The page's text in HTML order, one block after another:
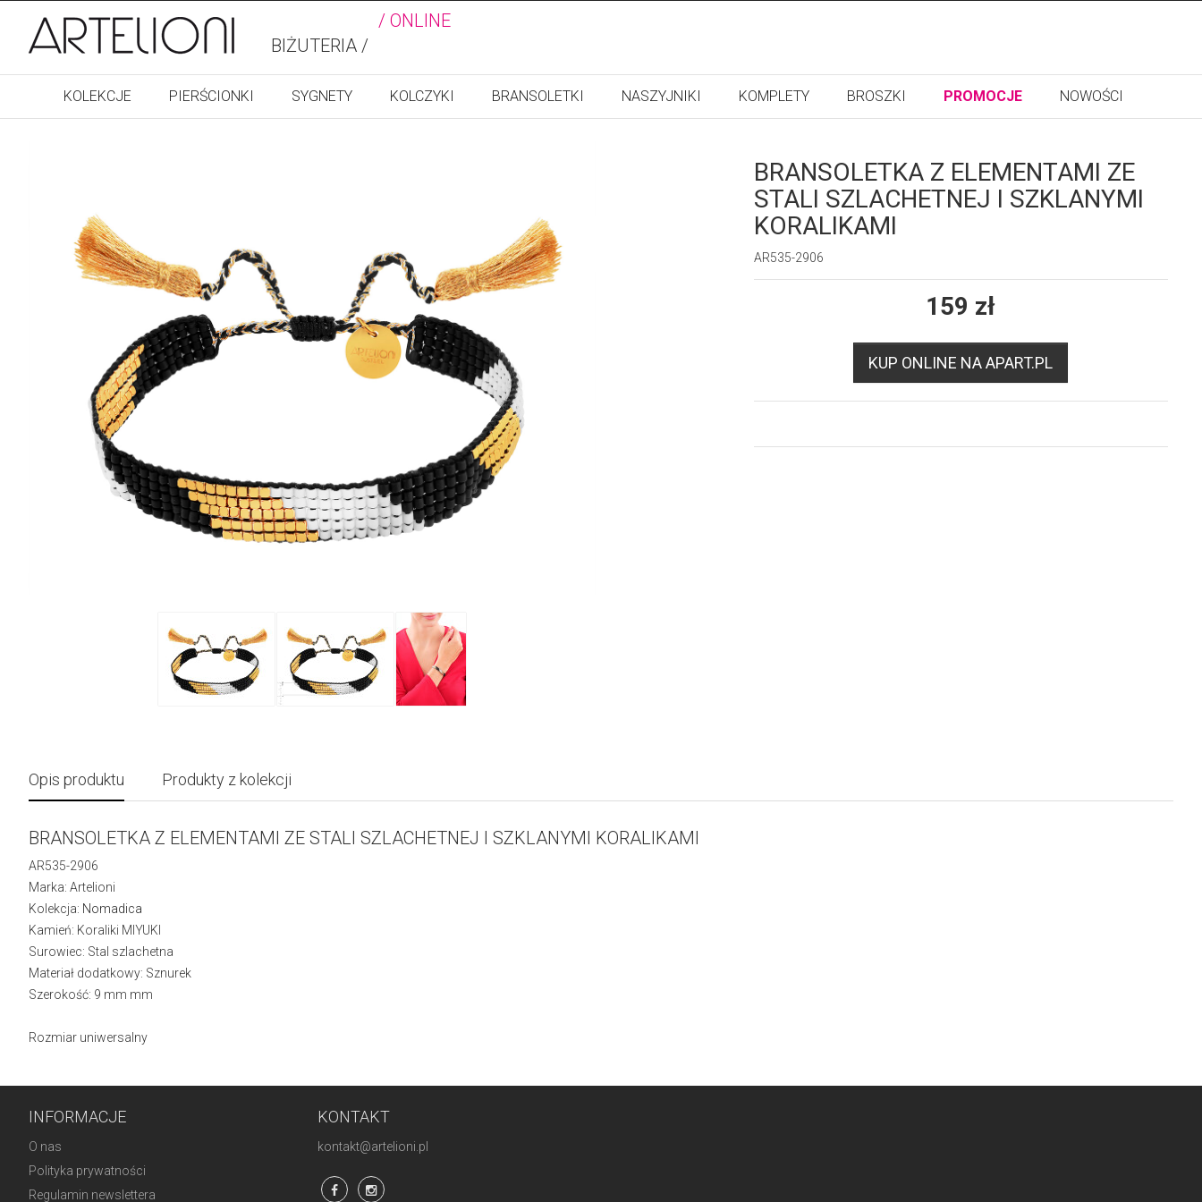
/ ONLINE
BIŻUTERIA /
KOLEKCJE PIERŚCIONKI SYGNETY KOLCZYKI BRANSOLETKI NASZYJNIKI KOMPLETY BROSZKI PROMOCJE NOWOŚCI
BRANSOLETKA Z ELEMENTAMI ZE
STALI SZLACHETNEJ I SZKLANYMI
KORALIKAMI
AR535-2906
159 zł
KUP ONLINE NA APART.PL
Opis produktu Produkty z kolekcji
BRANSOLETKA Z ELEMENTAMI ZE STALI SZLACHETNEJ I SZKLANYMI KORALIKAMI
AR535-2906
Marka: Artelioni
Kolekcja: Nomadica
Kamień: Koraliki MIYUKI
Surowiec: Stal szlachetna
Materiał dodatkowy: Sznurek
Szerokość: 9 mm mm
Rozmiar uniwersalny
INFORMACJE
O nas
Polityka prywatności
Regulamin newslettera
KONTAKT
kontakt@artelioni.pl